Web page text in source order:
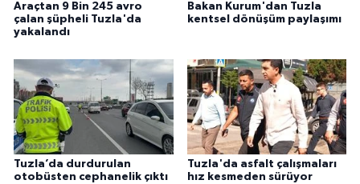
Araçtan 9 Bin 245 avro
çalan şüpheli Tuzla'da
yakalandı
Bakan Kurum'dan Tuzla
kentsel dönüşüm paylaşımı
Tuzla’da durdurulan
otobüsten cephanelik çıktı
Tuzla'da asfalt çalışmaları
hız kesmeden sürüyor